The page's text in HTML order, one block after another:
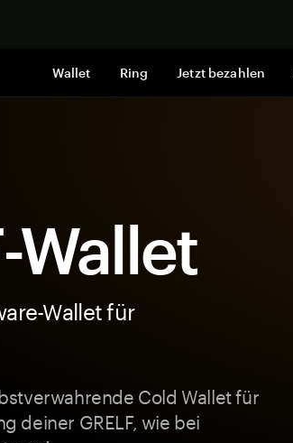
Wallet Ring Jetzt bezahlen
Wallet
Wallet für
Cold Wallet für
deiner GRELF, wie bei